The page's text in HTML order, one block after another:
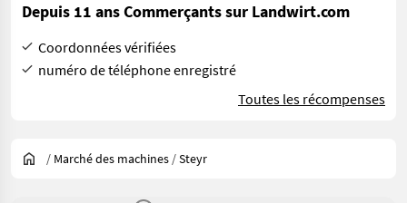
Depuis 11 ans Commerçants sur Landwirt.com
Coordonnées vérifiées
numéro de téléphone enregistré
Toutes les récompenses
/ Marché des machines /Steyr